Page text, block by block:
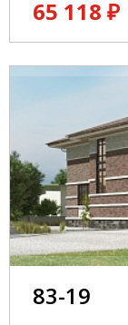
65 118 ₽
83-19